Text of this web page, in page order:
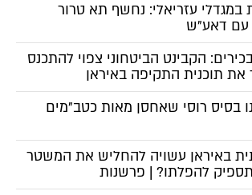
במגדלי עזריאלי: נחשף תא טרור
עם דאע"ש
הקבינט הביטחוני צפוי להתכנס
תוכנית התקיפה באיראן
בסיס רוסי שאחסן מאות כטב"מים
באיראן עשויה להחליש את המשטר
להפלתו? | פרשנות